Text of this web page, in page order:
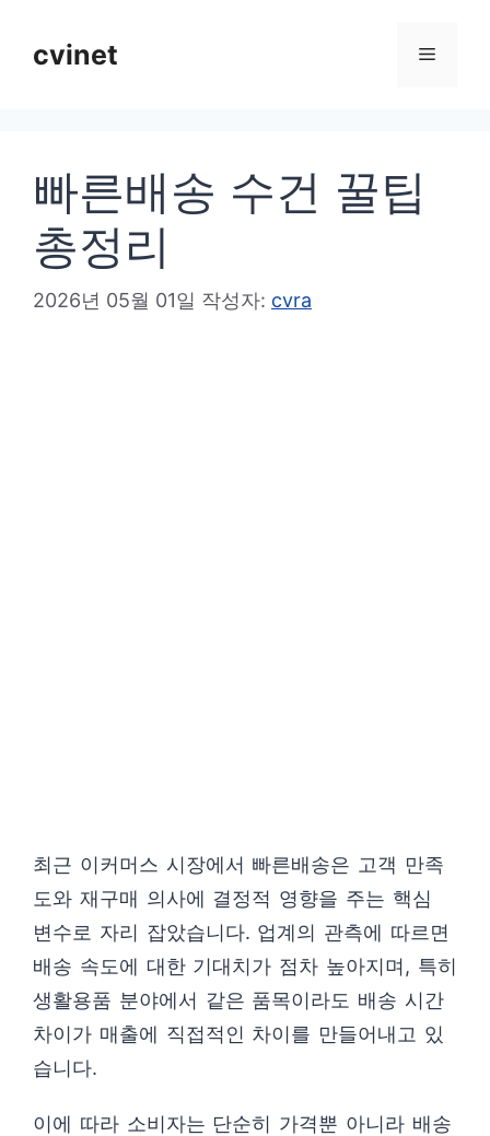
cvinet 메
빠른배송 수건 꿀팁
총정리
2026년 05월 01일 작성자: cvra
최근 이커머스 시장에서 빠른배송은 고객 만족
도와 재구매 의사에 결정적 영향을 주는 핵심
변수로 자리 잡았습니다. 업계의 관측에 따르면
배송 속도에 대한 기대치가 점차 높아지며, 특히
생활용품 분야에서 같은 품목이라도 배송 시간
차이가 매출에 직접적인 차이를 만들어내고 있
습니다.
이에 따라 소비자는 단순히 가격뿐 아니라 배송